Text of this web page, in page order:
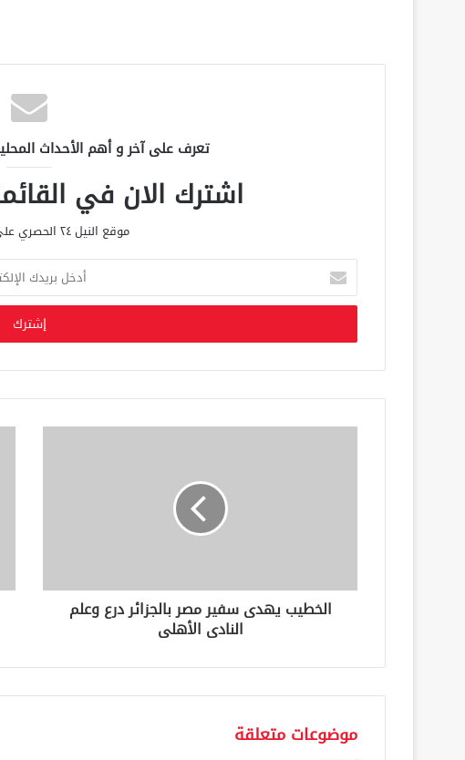
تعرف على آخر و أهم الأحداث
اشترك الان في
موقع النيل ٢٤ الحصري علي مدار الساعة
خ
ب
ر
د
ك
ن
الخطيب يهدى سفير مصر بالجزائر درع وعلم
النادى الأهلى
موضوعات متعلقة